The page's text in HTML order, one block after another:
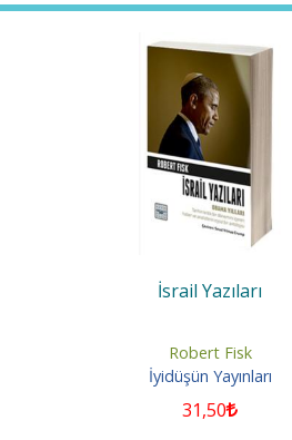
İsrail Yazıları
Robert Fisk
İyidüşün Yayınları
31,50